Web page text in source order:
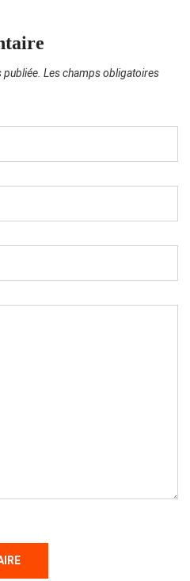
Les champs obligatoires